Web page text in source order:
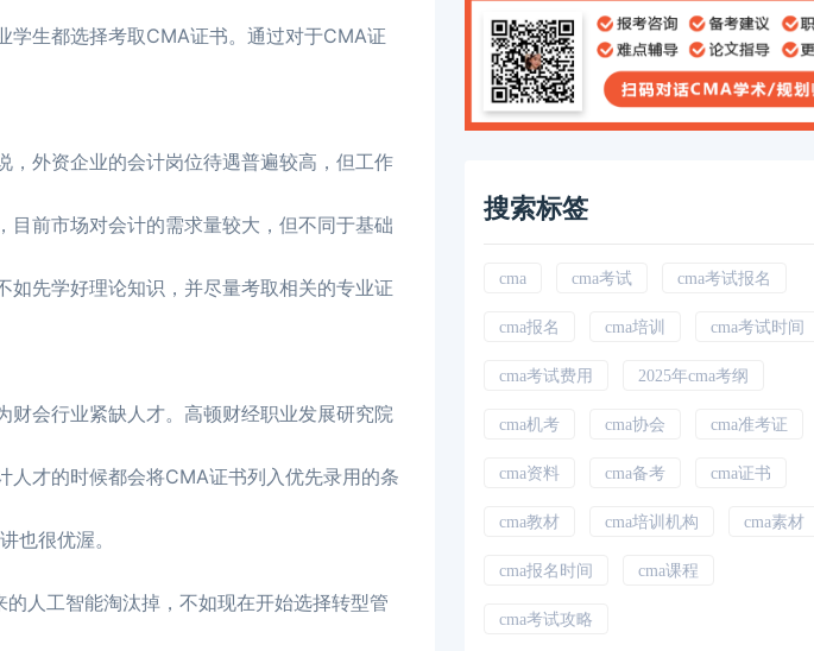
学生都选择考取CMA证书。通过对于CMA证
，外资企业的会计岗位待遇普遍较高，但工作
前市场对会计的需求量较大，但不同于基础
先学好理论知识，并尽量考取相关的专业证
财会行业紧缺人才。高顿财经职业发展研究院
人才的时候都会将CMA证书列入优先录用的条
也很优渥。
人工智能淘汰掉，不如现在开始选择转型管
搜索标签
cma cma考试 cma考试报名
cma报名 cma培训 cma考试时间
cma考试费用 2025年cma考纲
cma机考 cma协会 cma准考证
cma资料 cma备考 cma证书
cma教材 cma培训机构 cma素材
cma报名时间 cma课程
cma考试攻略